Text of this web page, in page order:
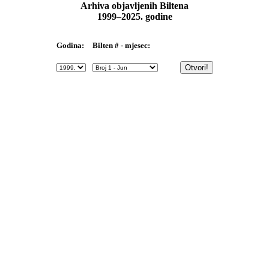
Arhiva objavljenih Biltena
1999–2025. godine
Godina: Bilten # - mjesec: